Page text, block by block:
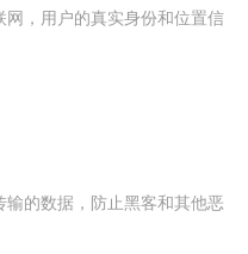
，用户的真实身份和位置信
的数据，防止黑客和其他恶